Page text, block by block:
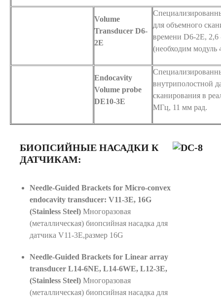
Volume
Transducer D6-
2E
для объемного
времени D6-2E,
(необходим модуль
Endocavity
Volume probe
DE10-3E
внутриполостной
сканирования в
МГц, 11 мм рад.
БИОПСИЙНЫЕ НАСАДКИ К
ДАТЧИКАМ:
Needle-Guided Brackets for Micro-convex
endocavity transducer: V11-3E, 16G
(Stainless Steel) Многоразовая
(металлическая) биопсийная насадка для
датчика V11-3E,размер 16G
Needle-Guided Brackets for Linear array
transducer L14-6NE, L14-6WE, L12-3E,
(Stainless Steel) Многоразовая
(металлическая) биопсийная насадка для